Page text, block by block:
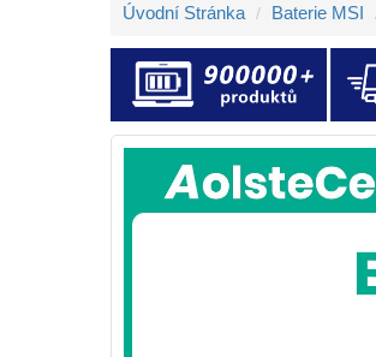
Úvodní Stránka Baterie MSI